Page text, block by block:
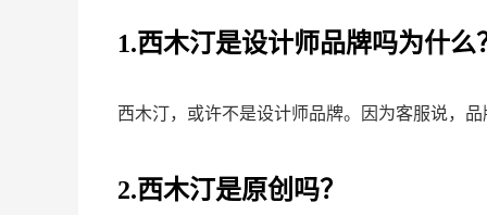
1.西木汀是设计师品牌吗为什么
西木汀，或许不是设计师品牌。因为客服说，
2.西木汀是原创吗？